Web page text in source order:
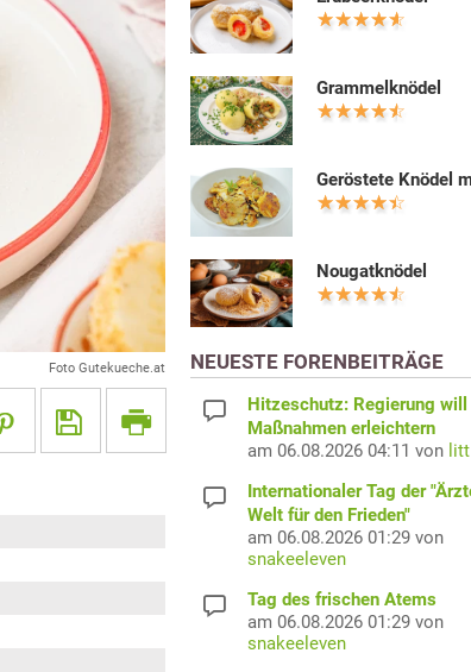
Foto Gutekueche.at
Grammelknödel
Geröstete Knödel
Nougatknödel
NEUESTE FORENBEITRÄGE
Hitzeschutz: Regierung will
Maßnahmen erleichtern
am 06.08.2026 04:11 von
Internationaler Tag der
Welt für den Frieden"
am 06.08.2026 01:29 von
snakeeleven
Tag des frischen Atems
am 06.08.2026 01:29 von
snakeeleven